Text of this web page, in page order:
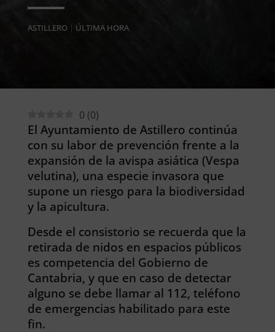
ASTILLERO| ÚLTIMA HORA
0 (0)
El Ayuntamiento de Astillero continúa
con su labor de prevención frente a la
expansión de la avispa asiática (Vespa
velutina), una especie invasora que
supone un riesgo para la biodiversidad
y la apicultura.
Desde el consistorio se recuerda que la
retirada de nidos en espacios públicos
es competencia del Gobierno de
Cantabria, y que en caso de detectar
alguno se debe llamar al 112, teléfono
de emergencias habilitado para este
fin.